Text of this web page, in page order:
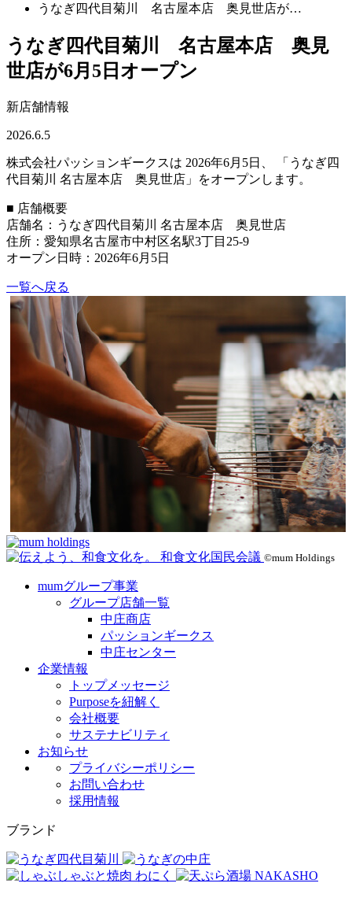
うなぎ四代目菊川 名古屋本店 奥見世店が…
うなぎ四代目菊川 名古屋本店 奥見
世店が6月5日オープン
新店舗情報
2026.6.5
株式会社パッションギークスは 2026年6月5日、 「うなぎ四
代目菊川 名古屋本店 奥見世店」をオープンします。
■ 店舗概要
店舗名：うなぎ四代目菊川 名古屋本店 奥見世店
住所：愛知県名古屋市中村区名駅3丁目25-9
オープン日時：2026年6月5日
一覧へ戻る
©mum Holdings
mumグループ事業
グループ店舗一覧
中庄商店
パッションギークス
中庄センター
企業情報
トップメッセージ
Purposeを紐解く
会社概要
サステナビリティ
お知らせ
プライバシーポリシー
お問い合わせ
採用情報
ブランド